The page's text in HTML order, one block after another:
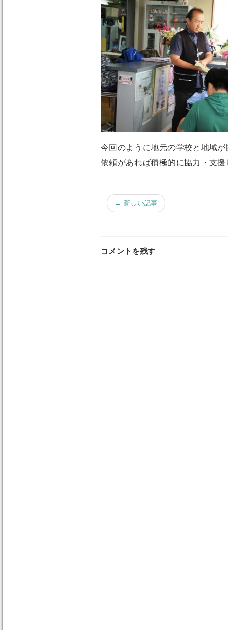
今回のように地元の学校と地域
依頼があれば積極的に協力・支
← 新しい記事
コメントを残す